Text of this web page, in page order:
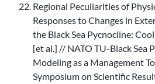
Regional Peculiarities of
Responses to Changes in
the Black Sea Pycnocline:
[et al.] // NATO TU-Black Sea
Modeling as a Management
Symposium on Scientific